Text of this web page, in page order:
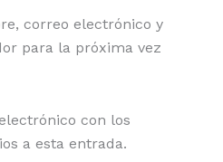
correo electrónico y
para la próxima vez
con los
a esta entrada.